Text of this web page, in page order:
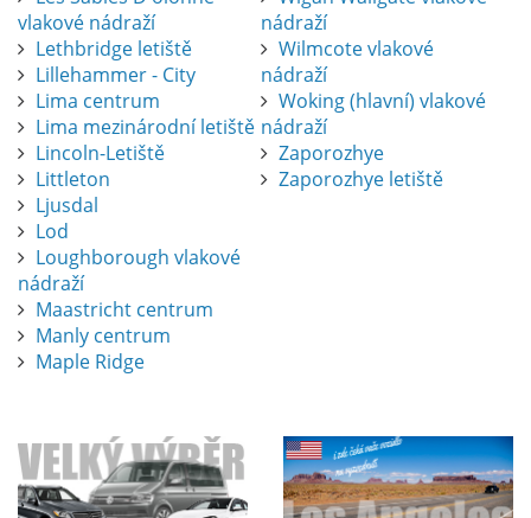
vlakové nádraží
Lethbridge letiště
Lillehammer - City
Lima centrum
Lima mezinárodní letiště
Lincoln-Letiště
Littleton
Ljusdal
Lod
Loughborough vlakové
nádraží
Maastricht centrum
Manly centrum
Maple Ridge
nádraží
Wilmcote vlakové
nádraží
Woking (hlavní) vlakové
nádraží
Zaporozhye
Zaporozhye letiště